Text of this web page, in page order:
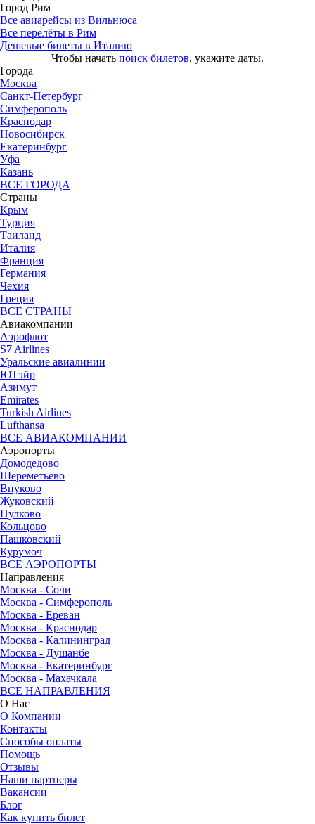
Город Рим
Все авиарейсы из Вильнюса
Все перелёты в Рим
Дешевые билеты в Италию
Чтобы начать поиск билетов, укажите даты.
Города
Москва
Санкт-Петербург
Симферополь
Краснодар
Новосибирск
Екатеринбург
Уфа
Казань
ВСЕ ГОРОДА
Страны
Крым
Турция
Таиланд
Италия
Франция
Германия
Чехия
Греция
ВСЕ СТРАНЫ
Авиакомпании
Аэрофлот
S7 Airlines
Уральские авиалинии
ЮТэйр
Азимут
Emirates
Turkish Airlines
Lufthansa
ВСЕ АВИАКОМПАНИИ
Аэропорты
Домодедово
Шереметьево
Внуково
Жуковский
Пулково
Кольцово
Пашковский
Курумоч
ВСЕ АЭРОПОРТЫ
Направления
Москва - Сочи
Москва - Симферополь
Москва - Ереван
Москва - Краснодар
Москва - Калининград
Москва - Душанбе
Москва - Екатеринбург
Москва - Махачкала
ВСЕ НАПРАВЛЕНИЯ
О Нас
О Компании
Контакты
Способы оплаты
Помощь
Отзывы
Наши партнеры
Вакансии
Блог
Как купить билет